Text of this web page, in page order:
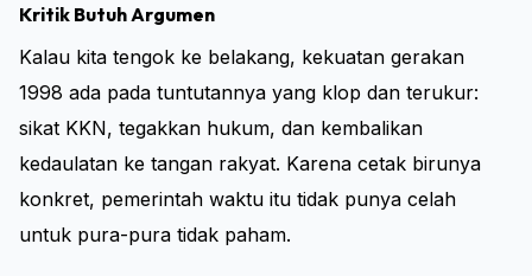
Kritik Butuh Argumen
Kalau kita tengok ke belakang, kekuatan gerakan
1998 ada pada tuntutannya yang klop dan terukur:
sikat KKN, tegakkan hukum, dan kembalikan
kedaulatan ke tangan rakyat. Karena cetak birunya
konkret, pemerintah waktu itu tidak punya celah
untuk pura-pura tidak paham.